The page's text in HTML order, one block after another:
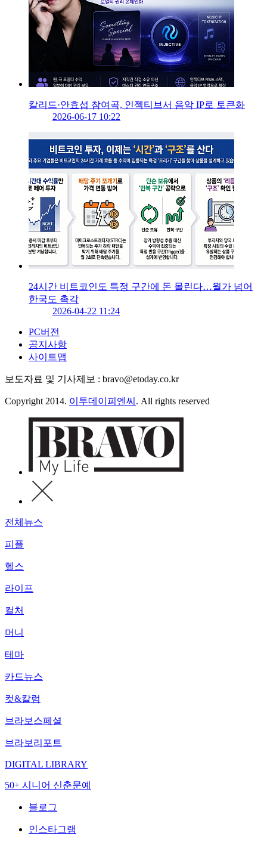
칼리드·안효섭 참여곡, 인젝티브서 음악 IP로 토큰화
2026-06-17 10:22
24시간 비트코인도 특정 구간에 돈 몰린다…월가 넘어
한국도 촉각
2026-04-22 11:24
PC버전
공지사항
사이트맵
보도자료 및 기사제보 : bravo@etoday.co.kr
Copyright 2014. 이투데이피엔씨 . All rights reserved
전체뉴스
피플
헬스
라이프
컬처
머니
테마
카드뉴스
컷&칼럼
브라보스페셜
브라보리포트
DIGITAL LIBRARY
50+ 시니어 신춘문예
블로그
인스타그램